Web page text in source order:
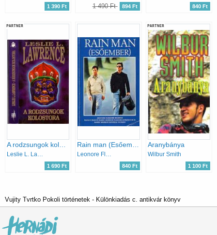
1 390 Ft 1 490 Ft 894 Ft 840 Ft
PARTNER
Leslie L. Lawrence
1 690 Ft
Leonore Fleischer
840 Ft
PARTNER
Aranybánya
Wilbur Smith
1 100 Ft
Vujity Tvrtko Pokoli történetek - Különkiadás c. antikvár könyv